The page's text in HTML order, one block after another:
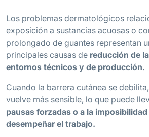
Los problemas dermatológicos
exposición a sustancias acuosas o
prolongado de guantes representan
principales causas de reducción de
entornos técnicos y de producción.
Cuando la barrera cutánea se
vuelve más sensible, lo que puede
pausas forzadas o a la
desempeñar el trabajo.